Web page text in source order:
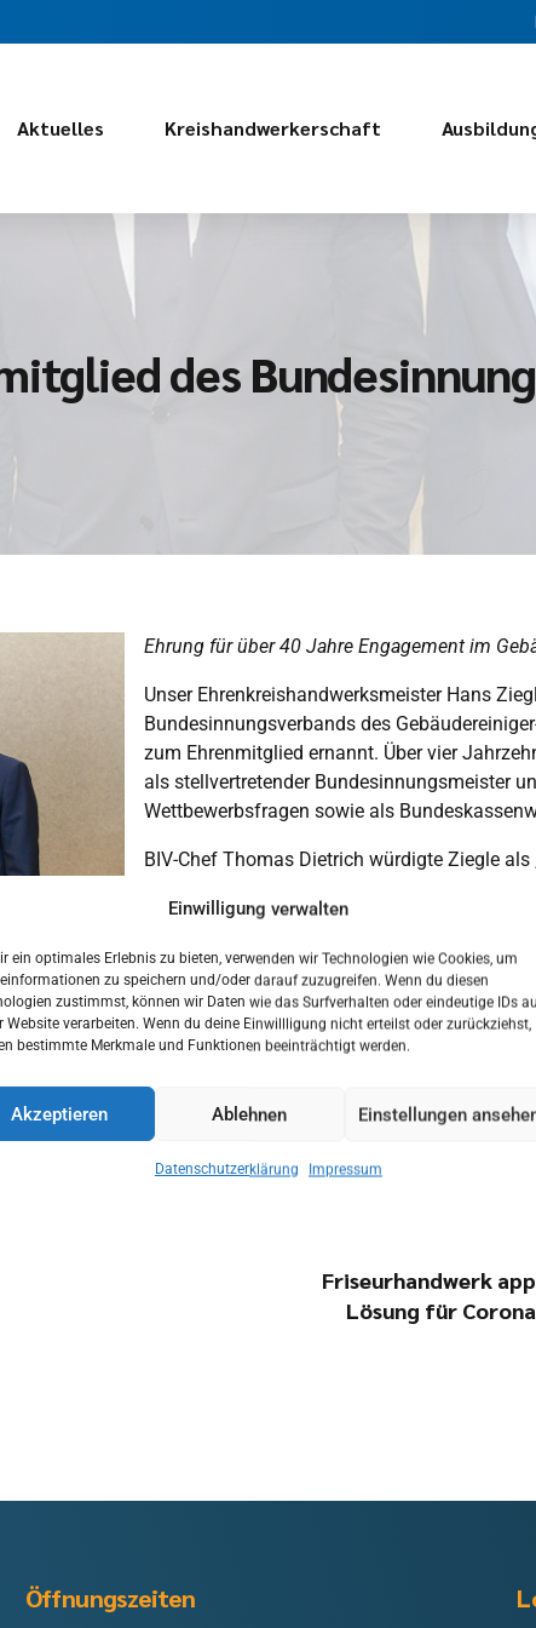
Einwilligung verwalten
ein optimales Erlebnis zu bieten, verwenden wir Technologien wie Cookies, um
zu speichern und/oder darauf zuzugreifen. Wenn du diesen
zustimmst, können wir Daten wie das Surfverhalten oder eindeutige IDs
Website verarbeiten. Wenn du deine Einwillligung nicht erteilst oder zurückziehst,
bestimmte Merkmale und Funktionen beeinträchtigt werden.
Akzeptieren Ablehnen Einstellungen
Datenschutzerklärung Impressum
Aktuelles Kreishandwerkerschaft
des
Ehrung für über 40 Jahre Engagement im
Unser Ehrenkreishandwerksmeister Hans
Bundesinnungsverbands des
zum Ehrenmitglied ernannt. Über vier
als stellvertretender Bundesinnungsmeister
Wettbewerbsfragen sowie als
BIV-Chef Thomas Dietrich würdigte Ziegle
Mittelstands“, der den Verband maßgeblich
2003 bis 2024 war Ziegle Präsident des
Neben seinem Engagement im
Kreishandwerksmeister der
regionale Handwerk nachhaltig. Seit 2017 ist
danken Hans Ziegle für sein herausragendes
Friseurhandwerk
Lösung für
Öffnungszeiten